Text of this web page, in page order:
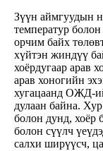
Зүүн аймгуудын
температур
орчим байх
хүйтэн жиндүү
хоёрдугаар арав
арав хоногийн
хугацаанд ОЖД-
дулаан байна.
болон дунд, хоёр
болон сүүлч
салхи ширүүсч,